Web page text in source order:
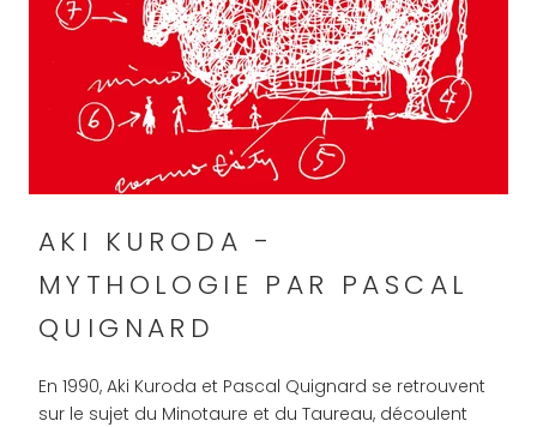
AKI KURODA -
MYTHOLOGIE PAR PASCAL
QUIGNARD
En 1990, Aki Kuroda et Pascal Quignard se retrouvent
sur le sujet du Minotaure et du Taureau, découlent